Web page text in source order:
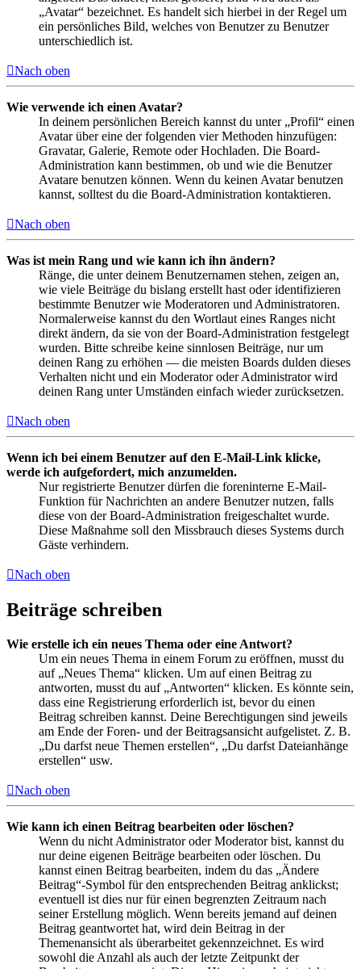
„Avatar“ bezeichnet. Es handelt sich hierbei in der Regel um
ein persönliches Bild, welches von Benutzer zu Benutzer
unterschiedlich ist.
Nach oben
Wie verwende ich einen Avatar?
In deinem persönlichen Bereich kannst du unter „Profil“ einen
Avatar über eine der folgenden vier Methoden hinzufügen:
Gravatar, Galerie, Remote oder Hochladen. Die Board-
Administration kann bestimmen, ob und wie die Benutzer
Avatare benutzen können. Wenn du keinen Avatar benutzen
kannst, solltest du die Board-Administration kontaktieren.
Nach oben
Was ist mein Rang und wie kann ich ihn ändern?
Ränge, die unter deinem Benutzernamen stehen, zeigen an,
wie viele Beiträge du bislang erstellt hast oder identifizieren
bestimmte Benutzer wie Moderatoren und Administratoren.
Normalerweise kannst du den Wortlaut eines Ranges nicht
direkt ändern, da sie von der Board-Administration festgelegt
wurden. Bitte schreibe keine sinnlosen Beiträge, nur um
deinen Rang zu erhöhen — die meisten Boards dulden dieses
Verhalten nicht und ein Moderator oder Administrator wird
deinen Rang unter Umständen einfach wieder zurücksetzen.
Nach oben
Wenn ich bei einem Benutzer auf den E-Mail-Link klicke,
werde ich aufgefordert, mich anzumelden.
Nur registrierte Benutzer dürfen die foreninterne E-Mail-
Funktion für Nachrichten an andere Benutzer nutzen, falls
diese von der Board-Administration freigeschaltet wurde.
Diese Maßnahme soll den Missbrauch dieses Systems durch
Gäste verhindern.
Nach oben
Beiträge schreiben
Wie erstelle ich ein neues Thema oder eine Antwort?
Um ein neues Thema in einem Forum zu eröffnen, musst du
auf „Neues Thema“ klicken. Um auf einen Beitrag zu
antworten, musst du auf „Antworten“ klicken. Es könnte sein,
dass eine Registrierung erforderlich ist, bevor du einen
Beitrag schreiben kannst. Deine Berechtigungen sind jeweils
am Ende der Foren- und der Beitragsansicht aufgelistet. Z. B.
„Du darfst neue Themen erstellen“, „Du darfst Dateianhänge
erstellen“ usw.
Nach oben
Wie kann ich einen Beitrag bearbeiten oder löschen?
Wenn du nicht Administrator oder Moderator bist, kannst du
nur deine eigenen Beiträge bearbeiten oder löschen. Du
kannst einen Beitrag bearbeiten, indem du das „Ändere
Beitrag“-Symbol für den entsprechenden Beitrag anklickst;
eventuell ist dies nur für einen begrenzten Zeitraum nach
seiner Erstellung möglich. Wenn bereits jemand auf deinen
Beitrag geantwortet hat, wird dein Beitrag in der
Themenansicht als überarbeitet gekennzeichnet. Es wird
sowohl die Anzahl als auch der letzte Zeitpunkt der